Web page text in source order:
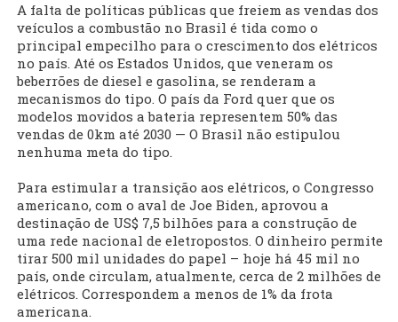
A falta de políticas públicas que freiem as vendas dos
veículos a combustão no Brasil é tida como o
principal empecilho para o crescimento dos elétricos
no país. Até os Estados Unidos, que veneram os
beberrões de diesel e gasolina, se renderam a
mecanismos do tipo. O país da Ford quer que os
modelos movidos a bateria representem 50% das
vendas de 0km até 2030 — O Brasil não estipulou
nenhuma meta do tipo.
Para estimular a transição aos elétricos, o Congresso
americano, com o aval de Joe Biden, aprovou a
destinação de US$ 7,5 bilhões para a construção de
uma rede nacional de eletropostos. O dinheiro permite
tirar 500 mil unidades do papel – hoje há 45 mil no
país, onde circulam, atualmente, cerca de 2 milhões de
elétricos. Correspondem a menos de 1% da frota
americana.